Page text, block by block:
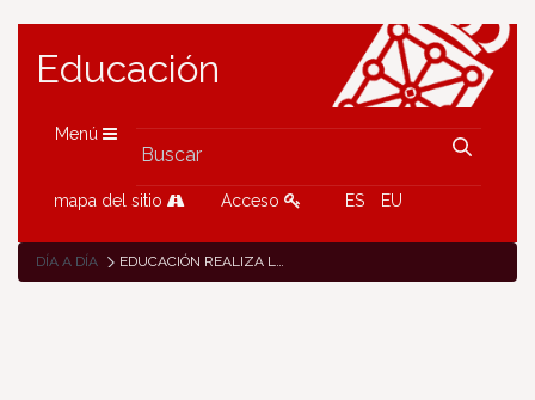
Educación
Menú
mapa del sitio Acceso ES EU
DÍA A DÍA EDUCACIÓN REALIZA LA ADJUDICACIÓN DE CONTRATOS DE MAESTRAS Y MAESTROS PARA EL CURSO 2025-2026 CON 1.320 CONTRATOS Y CUATRO PLAZAS SIN CUBRIR